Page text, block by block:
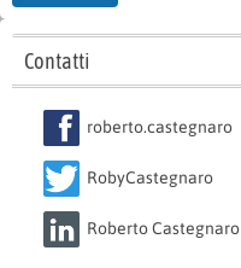
Contatti
roberto.castegnaro
RobyCastegnaro
Roberto Castegnaro